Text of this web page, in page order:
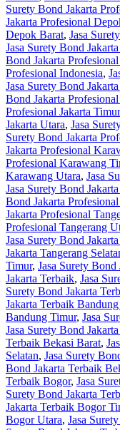
Surety Bond Jakarta
Jakarta Profesional
Depok Barat, Jasa
Jasa Surety Bond
Bond Jakarta
Profesional Indonesia,
Jasa Surety Bond
Bond Jakarta Profesional
Profesional Jakarta Timur
Jakarta Utara, Jasa
Surety Bond Jakarta
Jakarta Profesional
Profesional Karawang
Karawang Utara, Jasa
Jasa Surety Bond
Bond Jakarta
Jakarta Profesional
Profesional Tangerang
Jasa Surety Bond
Jakarta Tangerang
Timur, Jasa Surety Bond
Jakarta Terbaik, Jasa
Surety Bond Jakarta
Jakarta Terbaik Bandung
Bandung Timur, Jasa
Jasa Surety Bond
Terbaik Bekasi Barat,
Selatan, Jasa Surety
Bond Jakarta Terbaik
Terbaik Bogor, Jasa
Surety Bond Jakarta
Jakarta Terbaik Bogor
Bogor Utara, Jasa